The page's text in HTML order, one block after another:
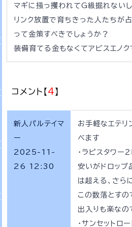
マギに掻っ攫われてG級掘れないし
リンク放置で育ちきった人たちが
って金策すべきでしょうか？
装備育てる金もなくてアビスエノ
コメント【4】
新人パルテイマ
ー
2025-11-
26 12:30
お手軽なエテリ
べます
・ラピスタワー
安いがドロッ
は超える、さら
この数落とすの
出入りも楽なの
・サンセットロ